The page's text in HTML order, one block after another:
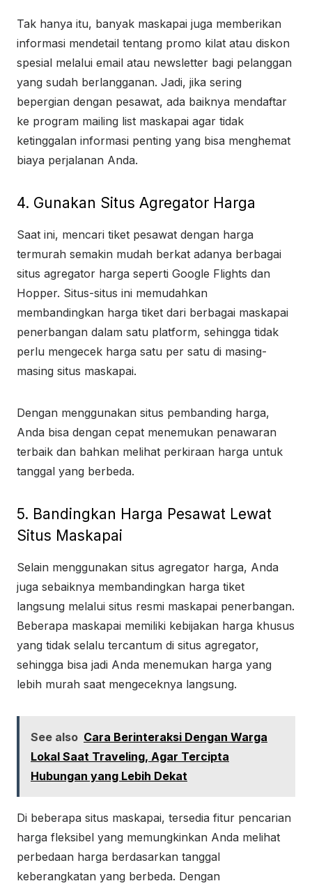
Tak hanya itu, banyak maskapai juga memberikan
informasi mendetail tentang promo kilat atau diskon
spesial melalui email atau newsletter bagi pelanggan
yang sudah berlangganan. Jadi, jika sering
bepergian dengan pesawat, ada baiknya mendaftar
ke program mailing list maskapai agar tidak
ketinggalan informasi penting yang bisa menghemat
biaya perjalanan Anda.
4. Gunakan Situs Agregator Harga
Saat ini, mencari tiket pesawat dengan harga
termurah semakin mudah berkat adanya berbagai
situs agregator harga seperti Google Flights dan
Hopper. Situs-situs ini memudahkan
membandingkan harga tiket dari berbagai maskapai
penerbangan dalam satu platform, sehingga tidak
perlu mengecek harga satu per satu di masing-
masing situs maskapai.
Dengan menggunakan situs pembanding harga,
Anda bisa dengan cepat menemukan penawaran
terbaik dan bahkan melihat perkiraan harga untuk
tanggal yang berbeda.
5. Bandingkan Harga Pesawat Lewat
Situs Maskapai
Selain menggunakan situs agregator harga, Anda
juga sebaiknya membandingkan harga tiket
langsung melalui situs resmi maskapai penerbangan.
Beberapa maskapai memiliki kebijakan harga khusus
yang tidak selalu tercantum di situs agregator,
sehingga bisa jadi Anda menemukan harga yang
lebih murah saat mengeceknya langsung.
See also Cara Berinteraksi Dengan Warga
Lokal Saat Traveling, Agar Tercipta
Hubungan yang Lebih Dekat
Di beberapa situs maskapai, tersedia fitur pencarian
harga fleksibel yang memungkinkan Anda melihat
perbedaan harga berdasarkan tanggal
keberangkatan yang berbeda. Dengan